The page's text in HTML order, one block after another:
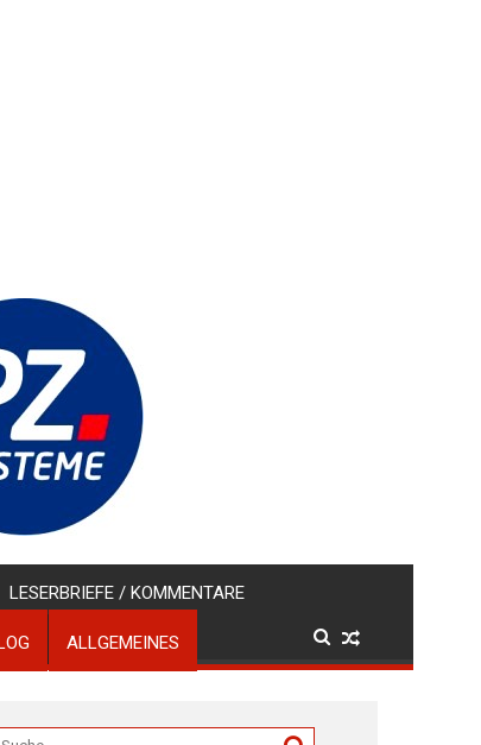
LESERBRIEFE / KOMMENTARE
ALLGEMEINES